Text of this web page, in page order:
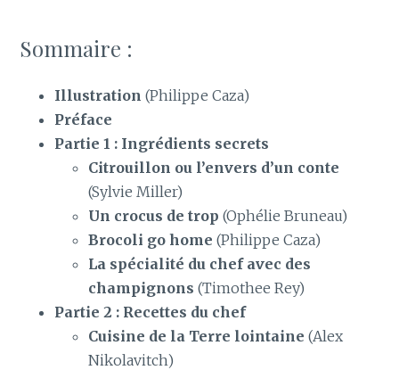
Sommaire :
Illustration (Philippe Caza)
Préface
Partie 1 : Ingrédients secrets
Citrouillon ou l’envers d’un conte
(Sylvie Miller)
Un crocus de trop(Ophélie Bruneau)
Brocoli go home(Philippe Caza)
La spécialité du chef avec des
champignons(Timothee Rey)
Partie 2 : Recettes du chef
Cuisine de la Terre lointaine(Alex
Nikolavitch)